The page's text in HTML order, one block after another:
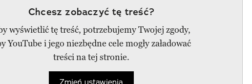
Chcesz zobaczyć tę treść?
wyświetlić tę treść, potrzebujemy Twojej zgody,
YouTube i jego niezbędne cele mogły załadować
treści na tej stronie.
Zmień ustawienia